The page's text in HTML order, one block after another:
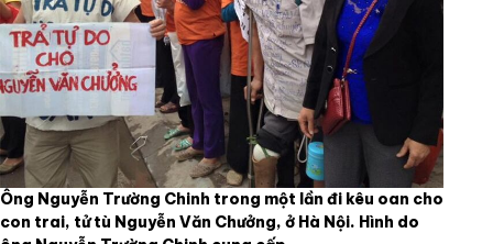
Ông Nguyễn Trường Chinh trong một lần đi kêu oan cho
con trai, tử tù Nguyễn Văn Chưởng, ở Hà Nội. Hình do